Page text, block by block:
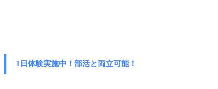
1日体験実施中！部活と両立可能！